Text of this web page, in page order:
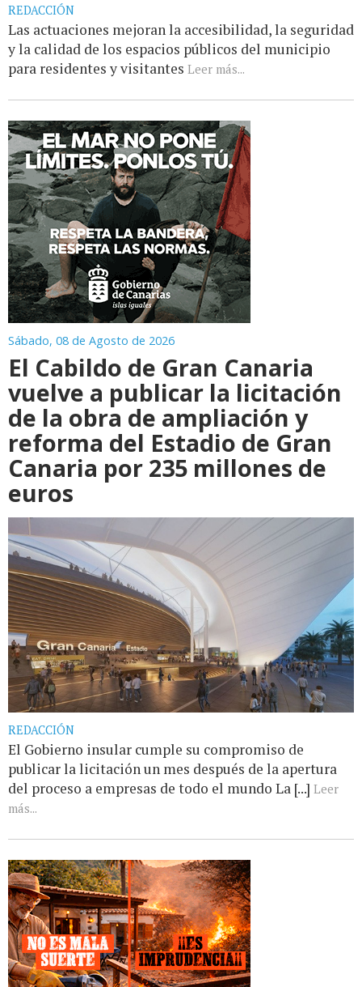
REDACCIÓN
Las actuaciones mejoran la accesibilidad, la seguridad
y la calidad de los espacios públicos del municipio
para residentes y visitantes Leer más...
Sábado, 08 de Agosto de 2026
El Cabildo de Gran Canaria
vuelve a publicar la licitación
de la obra de ampliación y
reforma del Estadio de Gran
Canaria por 235 millones de
euros
REDACCIÓN
El Gobierno insular cumple su compromiso de
publicar la licitación un mes después de la apertura
del proceso a empresas de todo el mundo La [...] Leer
más...